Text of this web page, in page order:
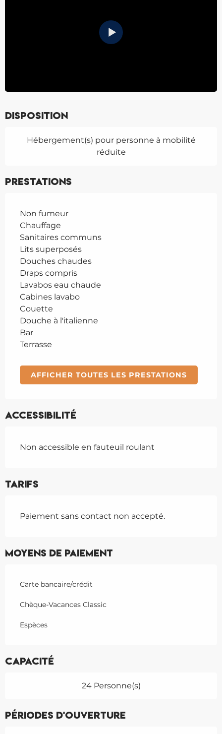
Disposition
Hébergement(s) pour personne à mobilité
réduite
Prestations
Non fumeur
Chauffage
Sanitaires communs
Lits superposés
Douches chaudes
Draps compris
Lavabos eau chaude
Cabines lavabo
Couette
Douche à l'italienne
Bar
Terrasse
AFFICHER TOUTES LES PRESTATIONS
Accessibilité
Non accessible en fauteuil roulant
Tarifs
Paiement sans contact non accepté.
Moyens de paiement
Carte bancaire/crédit
Chèque-Vacances Classic
Espèces
Capacité
24 Personne(s)
Périodes d'ouverture